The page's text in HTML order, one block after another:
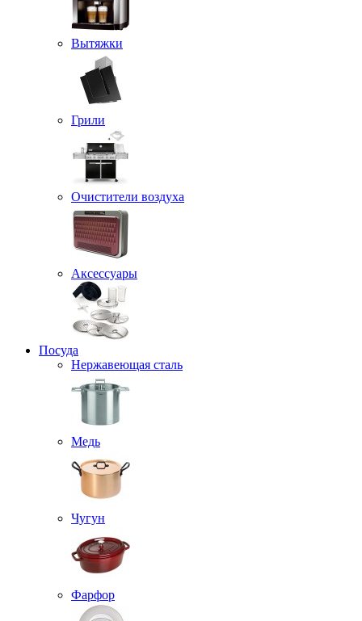
Вытяжки
Грили
Очистители воздуха
Аксессуары
Посуда
Нержавеющая сталь
Медь
Чугун
Фарфор